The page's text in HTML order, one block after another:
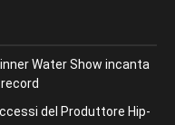
Water Show incanta
del Produttore Hip-